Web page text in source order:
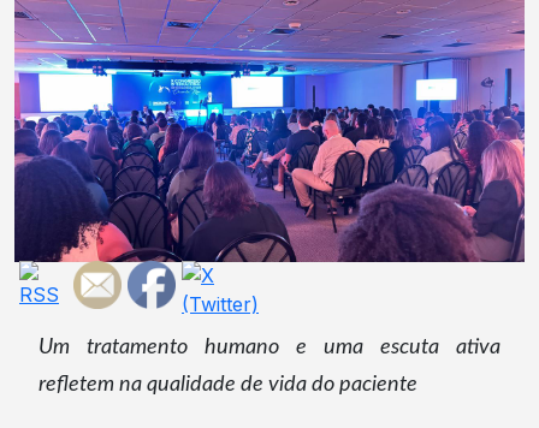
Um tratamento humano e uma escuta ativa
refletem na qualidade de vida do paciente